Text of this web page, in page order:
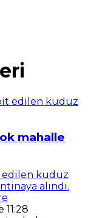
mahalle
edilen kuduz
alındı.